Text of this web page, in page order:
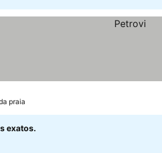
praia
exatos.